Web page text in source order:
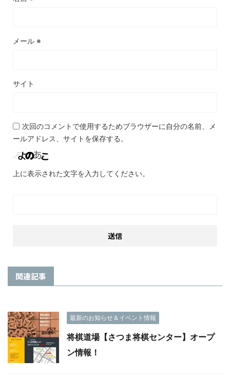
メール ※
サイト
次回のコメントで使用するためブラウザーに自分の名前、メ
ールアドレス、サイトを保存する。
上に表示された文字を入力してください。
関連記事
最新のお知らせ＆イベント情報
将棋道場【さつま将棋センター】オープ
ン情報！